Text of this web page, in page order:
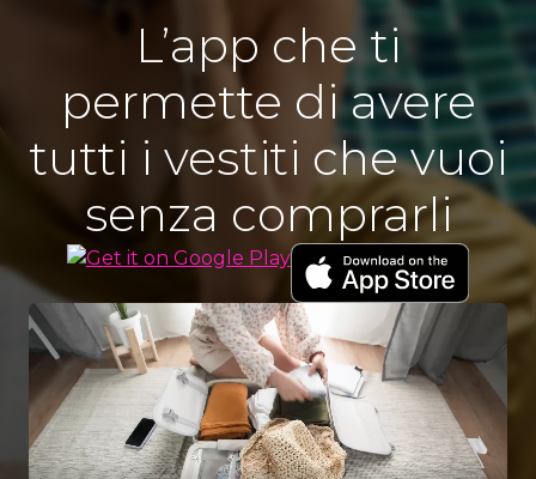
L’app che ti
permette di avere
tutti i vestiti che vuoi
senza comprarli